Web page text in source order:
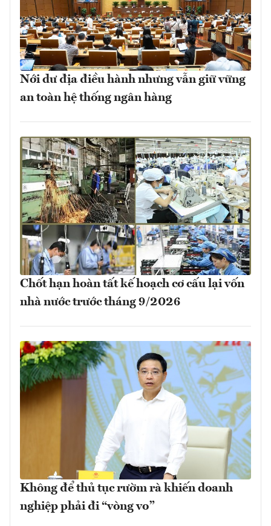
Nới dư địa điều hành nhưng vẫn giữ vững
an toàn hệ thống ngân hàng
Chốt hạn hoàn tất kế hoạch cơ cấu lại vốn
nhà nước trước tháng 9/2026
Không để thủ tục rườm rà khiến doanh
nghiệp phải đi “vòng vo”